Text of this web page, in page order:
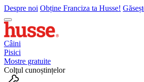
Despre noi Obține Franciza ta Husse!
Câini
Pisici
Mostre gratuite
Colţul cunoștințelor